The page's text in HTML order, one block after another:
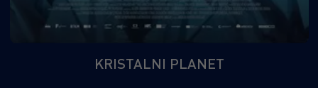
KRISTALNI PLANET